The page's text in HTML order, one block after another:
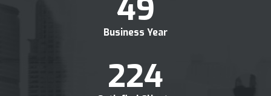
50+
Business Year
240+